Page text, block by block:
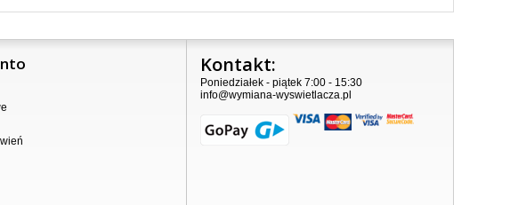
Kontakt:
Poniedziałek - piątek 7:00 - 15:30
info@wymiana-wyswietlacza.pl